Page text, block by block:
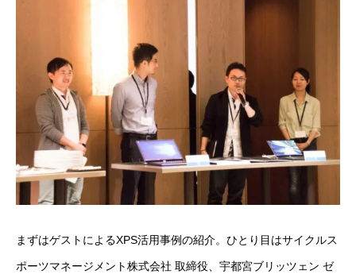
まずはゲストによるXPS活用事例の紹介。ひとり目はサイクルス
ポーツマネージメント株式会社 取締役、宇都宮ブリッツェン ゼ